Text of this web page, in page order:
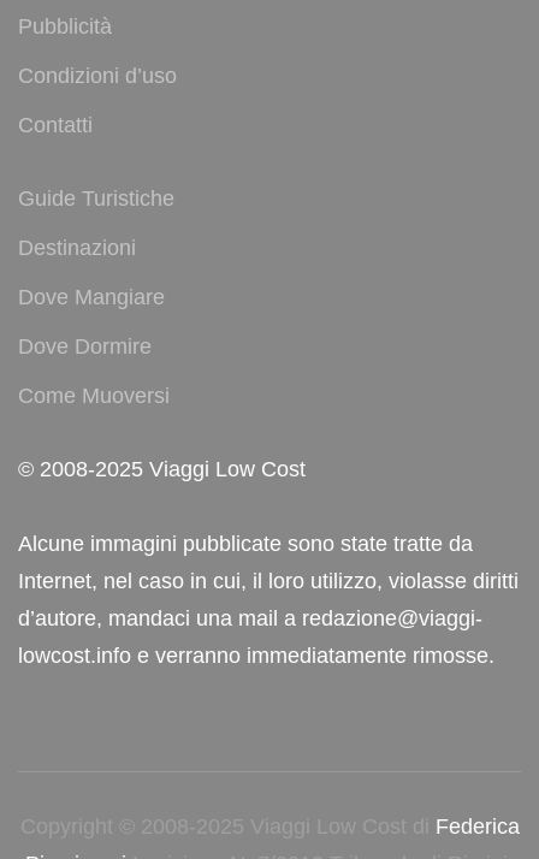
Pubblicità
Condizioni d’uso
Contatti
Guide Turistiche
Destinazioni
Dove Mangiare
Dove Dormire
Come Muoversi
© 2008-2025 Viaggi Low Cost
Alcune immagini pubblicate sono state tratte da
Internet, nel caso in cui, il loro utilizzo, violasse diritti
d’autore, mandaci una mail a redazione@viaggi-
lowcost.info e verranno immediatamente rimosse.
Copyright © 2008-2025 Viaggi Low Cost di Federica